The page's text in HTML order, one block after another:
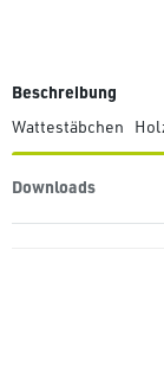
Beschreibung
Wattestäbchen
Downloads